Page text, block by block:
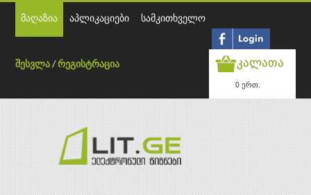
მაღაზია აპლიკაციები სამკითხველო
შესვლა /რეგისტრაცია კალათა
0 ერთ.